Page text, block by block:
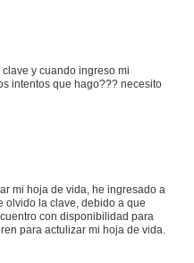
y cuando ingreso mi
intentos que hago??? necesito
mi hoja de vida, he ingresado a
olvido la clave, debido a que
con disponibilidad para
para actulizar mi hoja de vida.